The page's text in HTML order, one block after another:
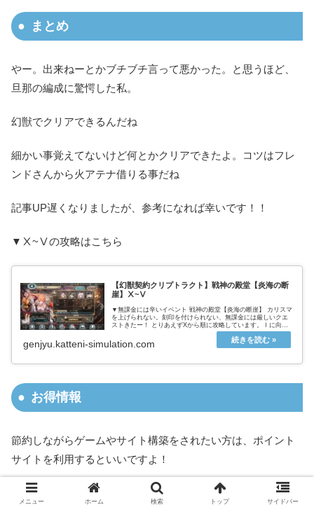
まとめ
やー。出来ねーとかブチブチ言って悪かった。と思うほど、
旦那の編成に驚愕した私。
幻獣でクリアできるんだね
細かい事覚えてないけど何とかクリアできたよ。コツはフレ
ンドさんから火アテナ借りる事だね
記事UP遅くなりましたが、参考になれば幸いです！！
▼Ⅹ~Ⅴの攻略はこちら
【幻獣契約クリプトラクト】戦神の殿堂【炎海の断
崖】Ⅹ~Ⅴ
▼無課金には辛いイベント 戦神の殿堂【炎海の断崖】 カリスマ
を上げられない。刻印を付けられない、無課金には厳しいクエ
ストきたー！ とりあえずXから順に攻略しています。Ⅰに向か
って難易度は落ちてきますが、使えるユニットも減ってくるの
で、かなり...
genjyu.katteni-simulation.com
お得情報
節約しながらゲームやサイト構築をされたい方は、ポイント
サイトを利用するといいですよ！
＼ポイントギフトコードに交換してオーブをゲットできます
メニュー ホーム 検索 トップ サイドバー